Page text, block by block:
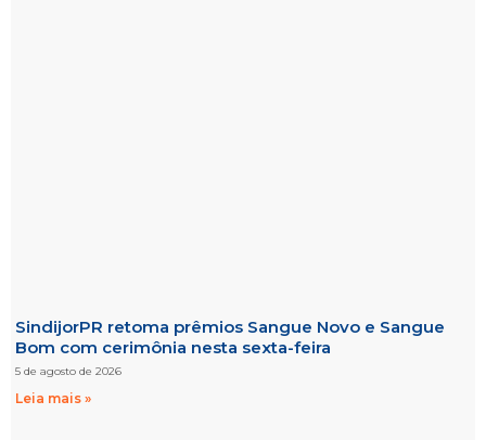
SindijorPR retoma prêmios Sangue Novo e Sangue
Bom com cerimônia nesta sexta-feira
5 de agosto de 2026
Leia mais »